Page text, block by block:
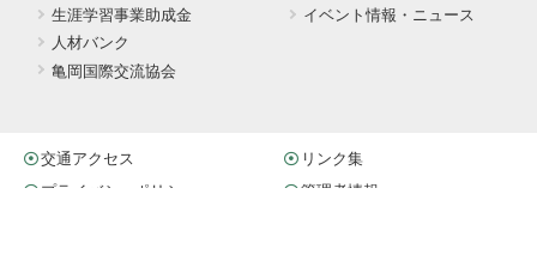
生涯学習事業助成金
人材バンク
亀岡国際交流協会
イベント情報・ニュース
交通アクセス
リンク集
プライバシーポリシー
管理者情報